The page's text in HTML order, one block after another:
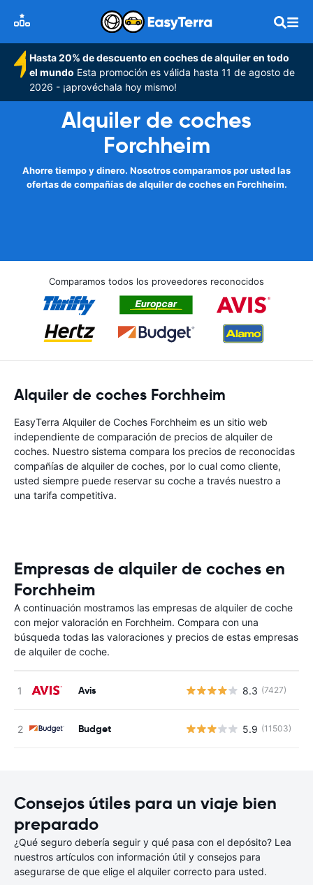
Hasta 20% de descuento en coches de alquiler en todo
el mundo Esta promoción es válida hasta 11 de agosto de
2026 - ¡aprovéchala hoy mismo!
Alquiler de coches
Forchheim
Ahorre tiempo y dinero. Nosotros comparamos por usted las
ofertas de compañías de alquiler de coches en Forchheim.
Comparamos todos los proveedores reconocidos
Alquiler de coches Forchheim
EasyTerra Alquiler de Coches Forchheim es un sitio web
independiente de comparación de precios de alquiler de
coches. Nuestro sistema compara los precios de reconocidas
compañías de alquiler de coches, por lo cual como cliente,
usted siempre puede reservar su coche a través nuestro a
una tarifa competitiva.
Empresas de alquiler de coches en
Forchheim
A continuación mostramos las empresas de alquiler de coche
con mejor valoración en Forchheim. Compara con una
búsqueda todas las valoraciones y precios de estas empresas
de alquiler de coche.
Avis 8.3 (7427)
Budget 5.9 (11503)
Consejos útiles para un viaje bien
preparado
¿Qué seguro debería seguir y qué pasa con el depósito? Lea
nuestros artículos con información útil y consejos para
asegurarse de que elige el alquiler correcto para usted.